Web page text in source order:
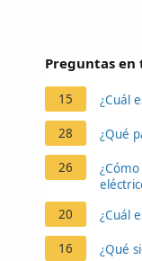
Preguntas en
15 ¿Cuál
28 ¿Qué
26
20
¿Cuál
16 ¿Qué